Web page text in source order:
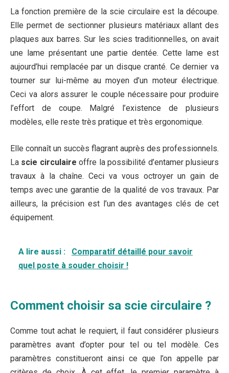
La fonction première de la scie circulaire est la découpe.
Elle permet de sectionner plusieurs matériaux allant des
plaques aux barres. Sur les scies traditionnelles, on avait
une lame présentant une partie dentée. Cette lame est
aujourd’hui remplacée par un disque cranté. Ce dernier va
tourner sur lui-même au moyen d’un moteur électrique.
Ceci va alors assurer le couple nécessaire pour produire
l’effort de coupe. Malgré l’existence de plusieurs
modèles, elle reste très pratique et très ergonomique.
Elle connaît un succès flagrant auprès des professionnels.
La scie circulaire offre la possibilité d’entamer plusieurs
travaux à la chaîne. Ceci va vous octroyer un gain de
temps avec une garantie de la qualité de vos travaux. Par
ailleurs, la précision est l’un des avantages clés de cet
équipement.
A lire aussi :
Comparatif détaillé pour savoir
quel poste à souder choisir !
Comment choisir sa scie circulaire ?
Comme tout achat le requiert, il faut considérer plusieurs
paramètres avant d’opter pour tel ou tel modèle. Ces
paramètres constitueront ainsi ce que l’on appelle par